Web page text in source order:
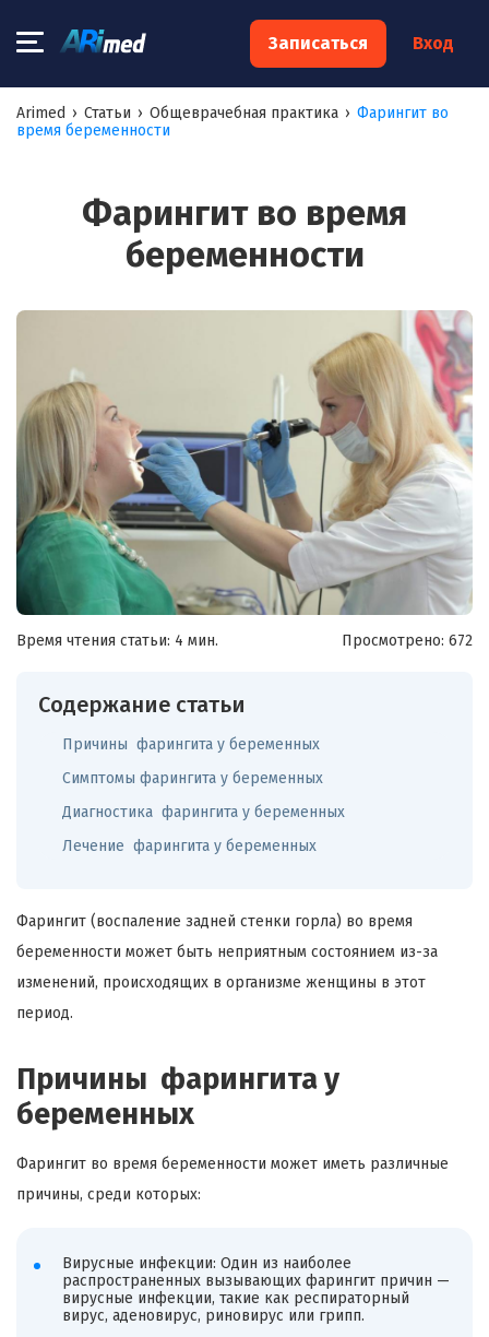
Записаться Вход
Arimed › Статьи › Общеврачебная практика › Фарингит во
время беременности
Фарингит во время
беременности
Время чтения статьи: 4 мин. Просмотрено: 672
Содержание статьи
Причины фарингита у беременных
Симптомы фарингита у беременных
Диагностика фарингита у беременных
Лечение фарингита у беременных
Фарингит (воспаление задней стенки горла) во время
беременности может быть неприятным состоянием из-за
изменений, происходящих в организме женщины в этот
период.
Причины фарингита у
беременных
Фарингит во время беременности может иметь различные
причины, среди которых:
Вирусные инфекции: Один из наиболее
распространенных вызывающих фарингит причин —
вирусные инфекции, такие как респираторный
вирус, аденовирус, риновирус или грипп.
×
Запишитесь на консультацию к
Ваш телефон:*
Я согласен наобработку моих персональных данных